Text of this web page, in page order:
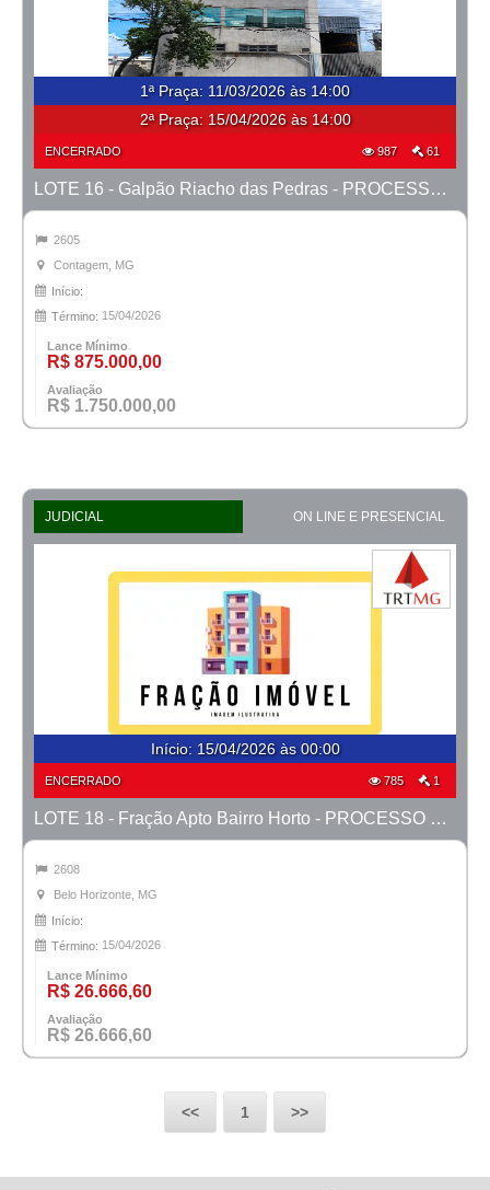
1ª Praça: 11/03/2026 às 14:00
2ª Praça: 15/04/2026 às 14:00
ENCERRADO 987 61
LOTE 16 - Galpão Riacho das Pedras - PROCESSO 0010470-50.2018-6ª CONTAGEM
2605
Contagem, MG
Início:
Término: 15/04/2026
Lance Mínimo
R$ 875.000,00
Avaliação
R$ 1.750.000,00
JUDICIAL ON LINE E PRESENCIAL
Início: 15/04/2026 às 00:00
ENCERRADO 785 1
LOTE 18 - Fração Apto Bairro Horto - PROCESSO 0010777-14.2020-38ª BH
2608
Belo Horizonte, MG
Início:
Término: 15/04/2026
Lance Mínimo
R$ 26.666,60
Avaliação
R$ 26.666,60
<< 1 >>